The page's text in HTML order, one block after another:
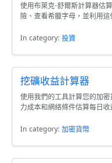
使用布萊克-舒爾斯計算器估
險、查看希臘字母，並利用
In category: 投資
挖礦收益計算器
使用我們的工具計算您的加
力成本和網絡條件估算每日收
In category: 加密貨幣